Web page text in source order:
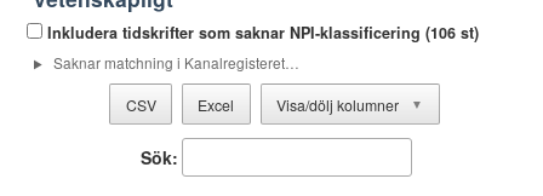
Inkludera tidskrifter som saknar NPI-klassificering (106 st)
Saknar matchning i Kanalregisteret…
CSV Excel Visa/dölj kolumner ▼
Sök: